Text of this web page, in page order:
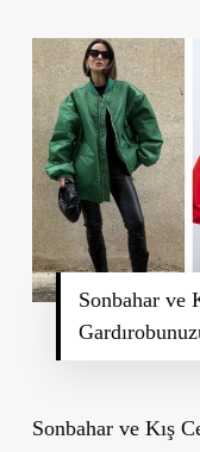
Sonbahar ve
Sonbahar ve Kış